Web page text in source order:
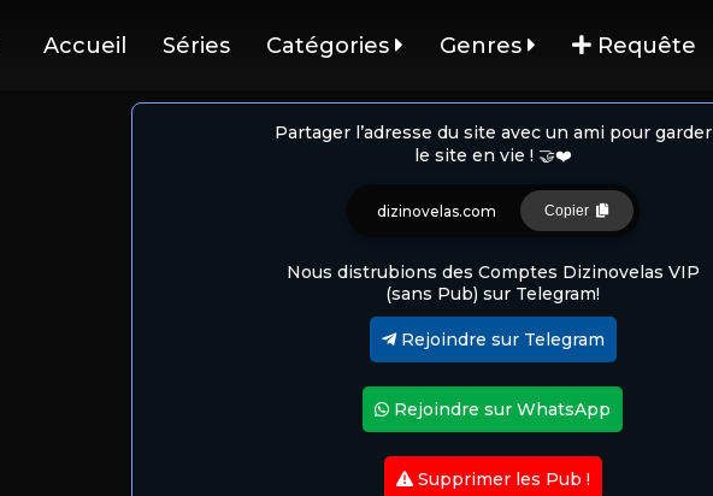
Accueil Séries Catégories Genres Requête
Partager l’adresse du site avec un ami pour garder
le site en vie ! 🤝❤️
dizinovelas.com Copier
Nous distrubions des Comptes Dizinovelas VIP
(sans Pub) sur Telegram!
Rejoindre sur Telegram
Rejoindre sur WhatsApp
Supprimer les Pub !